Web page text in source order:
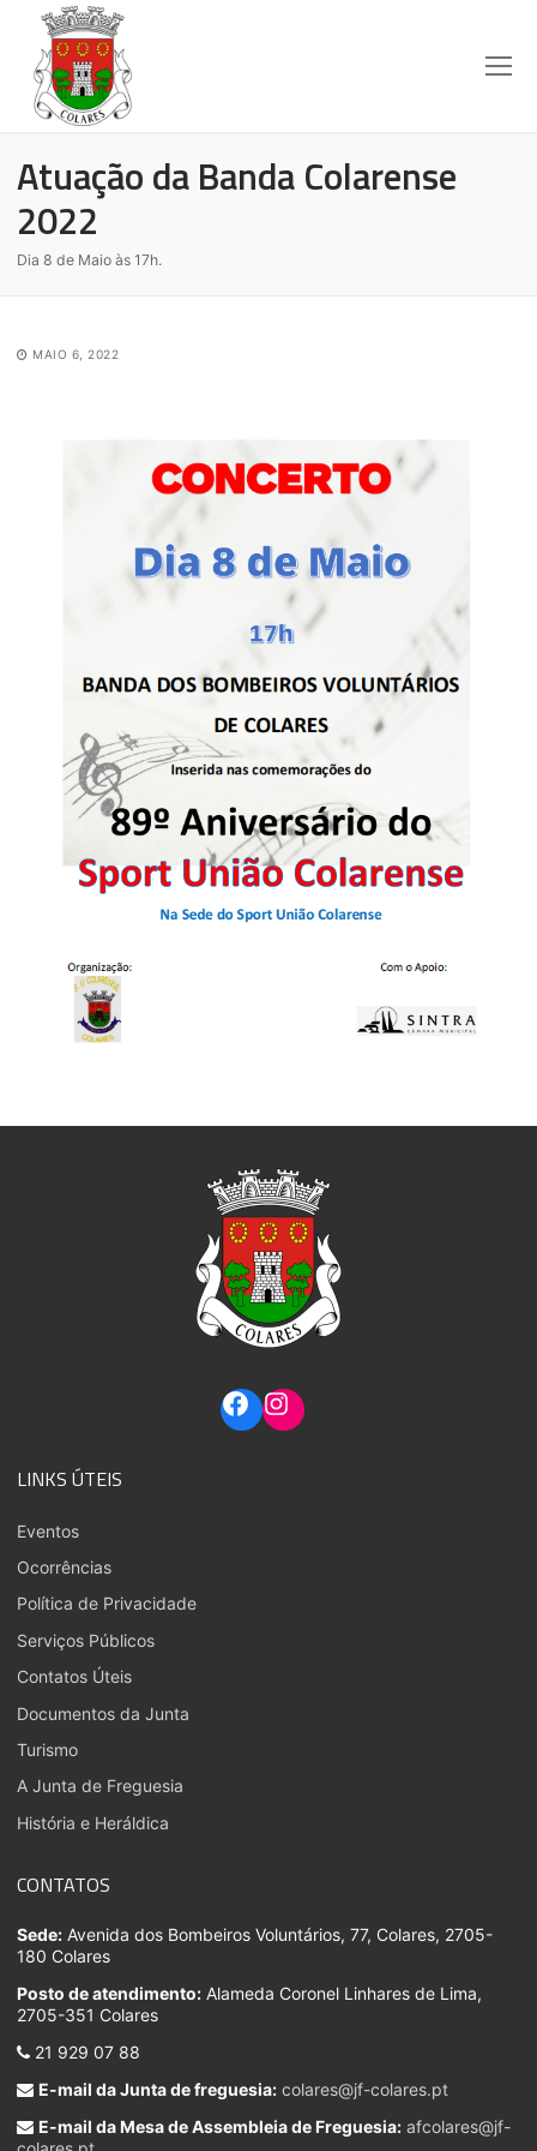
Atuação da Banda Colarense
2022
Dia 8 de Maio às 17h.
MAIO 6, 2022
LINKS ÚTEIS
Eventos
Ocorrências
Política de Privacidade
Serviços Públicos
Contatos Úteis
Documentos da Junta
Turismo
A Junta de Freguesia
História e Heráldica
CONTATOS
Sede: Avenida dos Bombeiros Voluntários, 77, Colares, 2705-
180 Colares
Posto de atendimento: Alameda Coronel Linhares de Lima,
2705-351 Colares
21 929 07 88
E-mail da Junta de freguesia: colares@jf-colares.pt
E-mail da Mesa de Assembleia de Freguesia: afcolares@jf-